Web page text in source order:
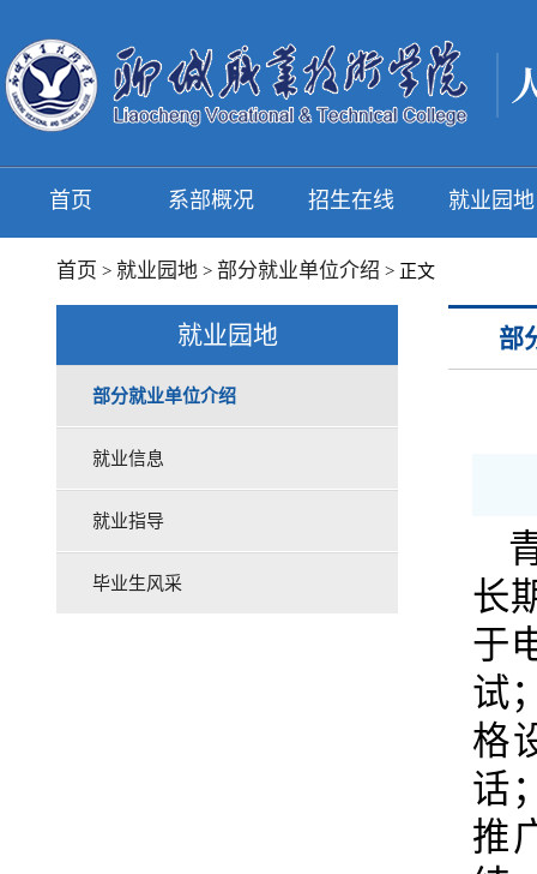
首页 系部概况 招生在线 就业园地
首页 > 就业园地 > 部分就业单位介绍 > 正文
就业园地
部分就业单位介绍
就业信息
就业指导
毕业生风采
部
长
于
试
格
话
推